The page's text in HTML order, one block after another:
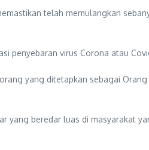
telah memulangkan
penyebaran virus Corona atau
yang ditetapkan sebagai
yang beredar luas di masyarakat